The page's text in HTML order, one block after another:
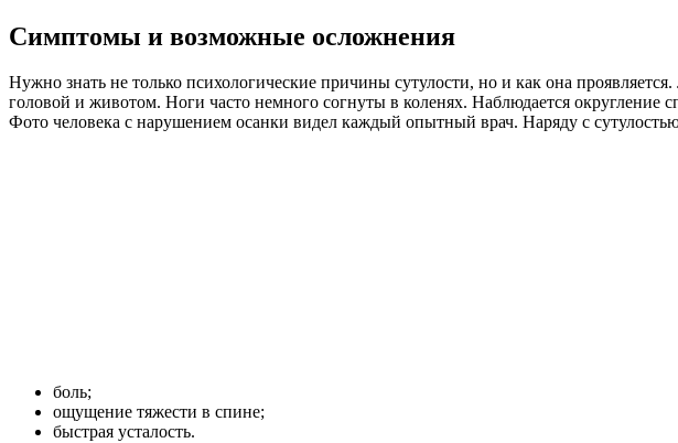
Симптомы и возможные осложнения
Нужно знать не только психологические причины сутулости, но и как она
головой и животом. Ноги часто немного согнуты в коленях. Наблюдается
Фото человека с нарушением осанки видел каждый опытный врач. Наряду с
боль;
ощущение тяжести в спине;
быстрая усталость.